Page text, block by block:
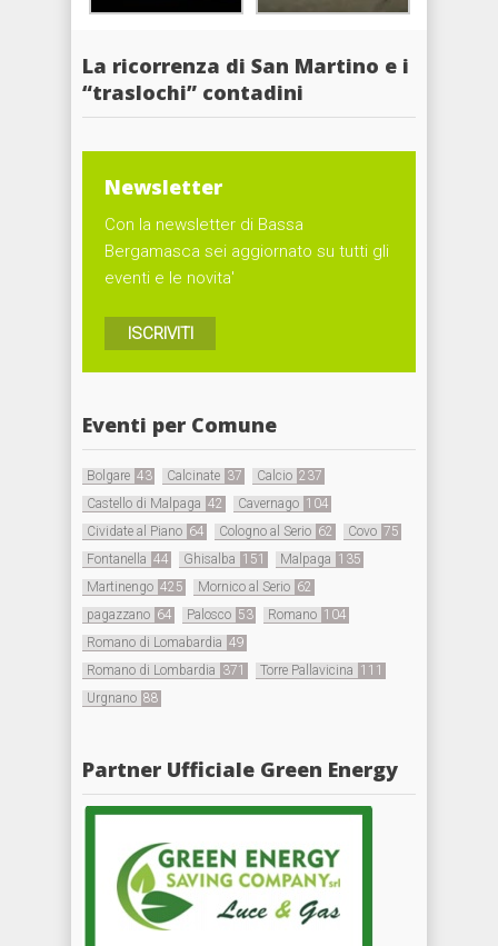
La ricorrenza di San Martino e i
“traslochi” contadini
Newsletter
Con la newsletter di Bassa
Bergamasca sei aggiornato su tutti gli
eventi e le novita'
ISCRIVITI
Eventi per Comune
Bolgare 43 Calcinate 37 Calcio 237
Castello di Malpaga 42 Cavernago 104
Cividate al Piano 64 Cologno al Serio 62 Covo 75
Fontanella 44 Ghisalba 151 Malpaga 135
Martinengo 425 Mornico al Serio 62
pagazzano 64 Palosco 53 Romano 104
Romano di Lomabardia 49
Romano di Lombardia 371 Torre Pallavicina 111
Urgnano 88
Partner Ufficiale Green Energy